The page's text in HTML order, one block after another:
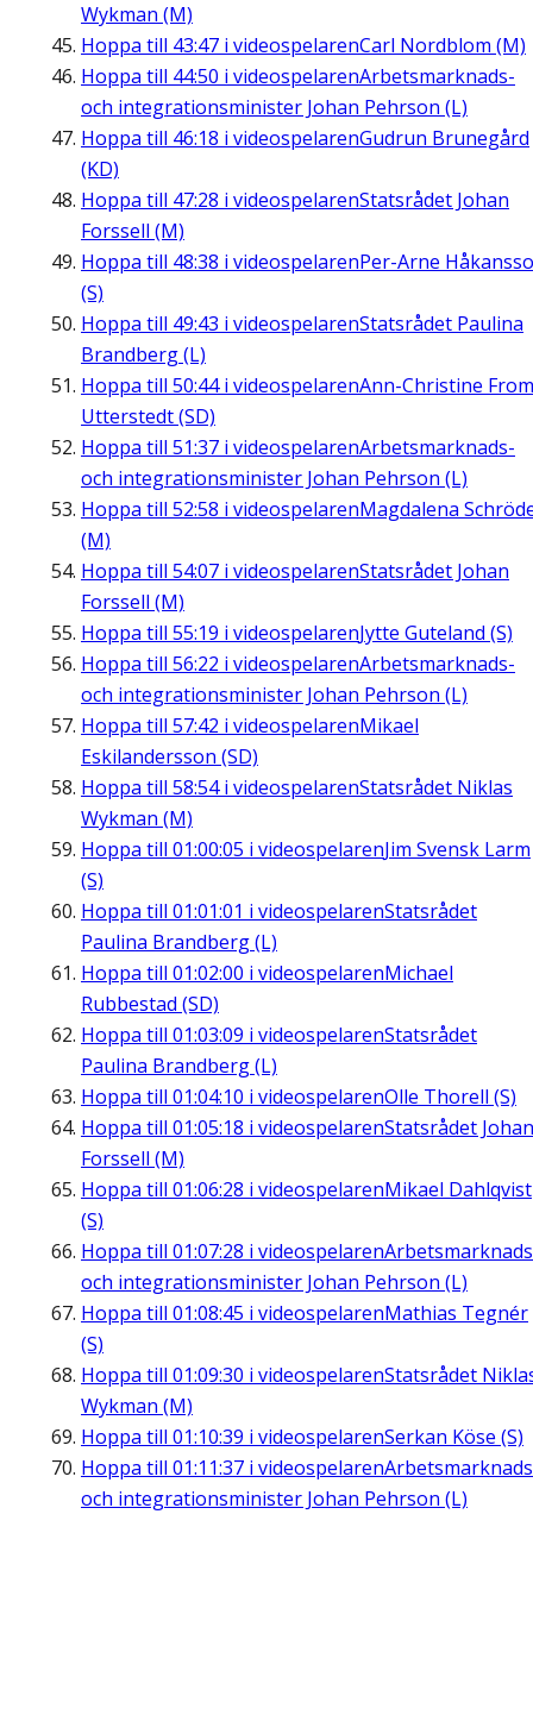
Wykman (M)
Hoppa till 43:47 i videospelarenCarl Nordblom (M)
Hoppa till 44:50 i videospelarenArbetsmarknads-
och integrationsminister Johan Pehrson (L)
Hoppa till 46:18 i videospelarenGudrun Brunegård
(KD)
Hoppa till 47:28 i videospelarenStatsrådet Johan
Forssell (M)
Hoppa till 48:38 i videospelarenPer-Arne
(S)
Hoppa till 49:43 i videospelarenStatsrådet Paulina
Brandberg (L)
Hoppa till 50:44i videospelarenAnn-Christine From
Utterstedt (SD)
Hoppa till 51:37 i videospelarenArbetsmarknads-
och integrationsminister Johan Pehrson (L)
Hoppa till 52:58 i videospelarenMagdalena
(M)
Hoppa till 54:07 i videospelarenStatsrådet Johan
Forssell (M)
Hoppa till 55:19 i videospelarenJytte Guteland (S)
Hoppa till 56:22 i videospelarenArbetsmarknads-
och integrationsminister Johan Pehrson (L)
Hoppa till 57:42 i videospelarenMikael
Eskilandersson (SD)
Hoppa till 58:54i videospelarenStatsrådet Niklas
Wykman (M)
Hoppa till 01:00:05 i videospelarenJim Svensk Larm
(S)
Hoppa till 01:01:01 i videospelarenStatsrådet
Paulina Brandberg (L)
Hoppa till 01:02:00 i videospelarenMichael
Rubbestad (SD)
Hoppa till 01:03:09 i videospelarenStatsrådet
Paulina Brandberg (L)
Hoppa till 01:04:10 i videospelarenOlle Thorell (S)
Hoppa till 01:05:18 i videospelarenStatsrådet Johan
Forssell (M)
Hoppa till 01:06:28 i videospelarenMikael Dahlqvist
(S)
Hoppa till 01:07:28 i videospelaren
och integrationsminister Johan Pehrson (L)
Hoppa till 01:08:45 i videospelarenMathias Tegnér
(S)
Hoppa till 01:09:30 i videospelarenStatsrådet
Wykman (M)
Hoppa till 01:10:39 i videospelarenSerkan Köse (S)
Hoppa till 01:11:37 i videospelaren
och integrationsminister Johan Pehrson (L)